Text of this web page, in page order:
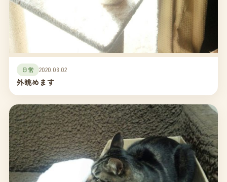
日常 2020.08.02
外眺めます